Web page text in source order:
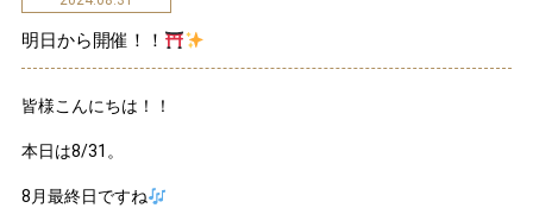
明日から開催！！
皆様こんにちは！！
本日は8/31。
8月最終日ですね